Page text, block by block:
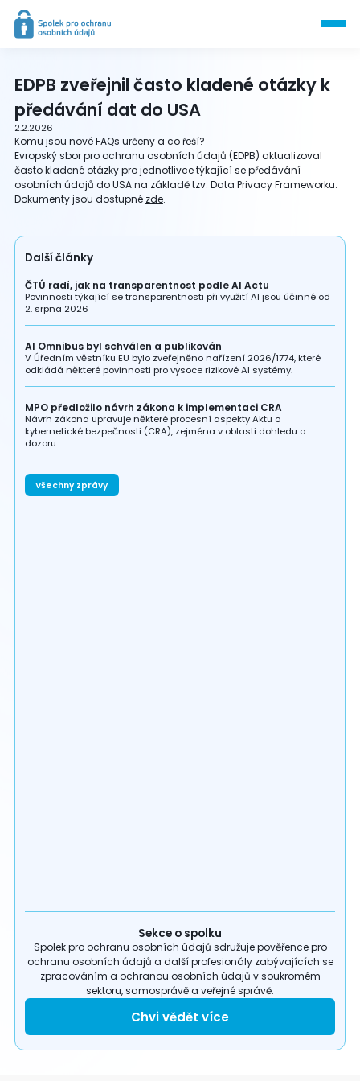
EDPB zveřejnil často kladené otázky k
předávání dat do USA
2.2.2026
Komu jsou nové FAQs určeny a co řeší?
Evropský sbor pro ochranu osobních údajů (EDPB) aktualizoval
často kladené otázky pro jednotlivce týkající se předávání
osobních údajů do USA na základě tzv. Data Privacy Frameworku.
Dokumenty jsou dostupné zde.
Další články
ČTÚ radí, jak na transparentnost podle AI Actu
Povinnosti týkající se transparentnosti při využití AI jsou účinné od
2. srpna 2026
AI Omnibus byl schválen a publikován
V Úředním věstníku EU bylo zveřejněno nařízení 2026/1774, které
odkládá některé povinnosti pro vysoce rizikové AI systémy.
MPO předložilo návrh zákona k implementaci CRA
Návrh zákona upravuje některé procesní aspekty Aktu o
kybernetické bezpečnosti (CRA), zejména v oblasti dohledu a
dozoru.
Všechny zprávy
Sekce o spolku
Spolek pro ochranu osobních údajů sdružuje pověřence pro
ochranu osobních údajů a další profesionály zabývajících se
zpracováním a ochranou osobních údajů v soukromém
sektoru, samosprávě a veřejné správě.
Chvi vědět více